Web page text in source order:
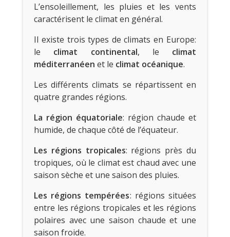
L’ensoleillement, les pluies et les vents
caractérisent le climat en général.
Il existe trois types de climats en Europe:
le climat continental, le climat
méditerranéen et le climat océanique.
Les différents climats se répartissent en
quatre grandes régions.
La région équatoriale: région chaude et
humide, de chaque côté de l’équateur.
Les régions tropicales: régions près du
tropiques, où le climat est chaud avec une
saison sèche et une saison des pluies.
Les régions tempérées: régions situées
entre les régions tropicales et les régions
polaires avec une saison chaude et une
saison froide.